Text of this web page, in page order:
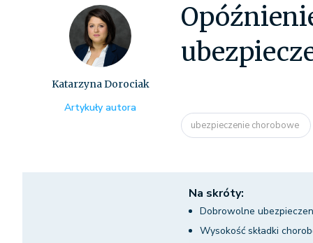
ubezpieczenie chorobowe
Katarzyna Dorociak
Artykuły autora
Na skróty:
Dobrowolne
Wysokość składki